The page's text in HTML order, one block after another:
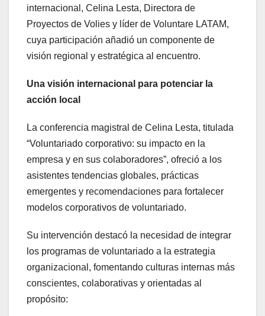
internacional, Celina Lesta, Directora de
Proyectos de Volies y líder de Voluntare LATAM,
cuya participación añadió un componente de
visión regional y estratégica al encuentro.
Una visión internacional para potenciar la
acción local
La conferencia magistral de Celina Lesta, titulada
“Voluntariado corporativo: su impacto en la
empresa y en sus colaboradores”, ofreció a los
asistentes tendencias globales, prácticas
emergentes y recomendaciones para fortalecer
modelos corporativos de voluntariado.
Su intervención destacó la necesidad de integrar
los programas de voluntariado a la estrategia
organizacional, fomentando culturas internas más
conscientes, colaborativas y orientadas al
propósito: